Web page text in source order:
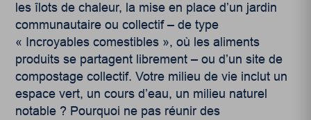
les îlots de chaleur, la mise en place d’un jardin
communautaire ou collectif – de type
« Incroyables comestibles », où les aliments
produits se partagent librement – ou d’un site de
compostage collectif. Votre milieu de vie inclut un
espace vert, un cours d’eau, un milieu naturel
notable ? Pourquoi ne pas réunir des